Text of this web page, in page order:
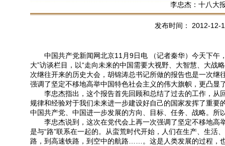
李忠杰：十八大
发布时间： 2012-
中国共产党新闻网北京11月9日电 （记者秦华）今天下午
大”访谈栏目，以“走向未来的中国需要大视野、大智慧、大
次继往开来的历史大会，胡锦涛总书记所做的报告也是一次
强调了坚定不移地高举中国特色社会主义的伟大旗帜，更凸显
李忠杰指出，这个报告首先回顾和总结了过去的工作，
规律和经验对于我们未来进一步建设好自己的国家发挥了重
中国共产党、中国进一步发展的方向、目标、任务、战略。
李忠杰说到，这次在党代会上再一次强调了坚定不移地
是与“路”联系在一起的。从蛮荒时代开始，人们在生产、生
路，到高速铁路，到空中的航路……。这是人类发展的过程，